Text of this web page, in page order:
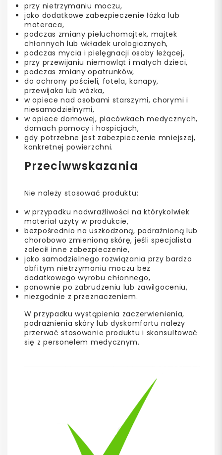
przy nietrzymaniu moczu,
jako dodatkowe zabezpieczenie łóżka lub
materaca,
podczas zmiany pieluchomajtek, majtek
chłonnych lub wkładek urologicznych,
podczas mycia i pielęgnacji osoby leżącej,
przy przewijaniu niemowląt i małych dzieci,
podczas zmiany opatrunków,
do ochrony pościeli, fotela, kanapy,
przewijaka lub wózka,
w opiece nad osobami starszymi, chorymi i
niesamodzielnymi,
w opiece domowej, placówkach medycznych,
domach pomocy i hospicjach,
gdy potrzebne jest zabezpieczenie mniejszej,
konkretnej powierzchni.
Przeciwwskazania
Nie należy stosować produktu:
w przypadku nadwrażliwości na którykolwiek
materiał użyty w produkcie,
bezpośrednio na uszkodzoną, podrażnioną lub
chorobowo zmienioną skórę, jeśli specjalista
zalecił inne zabezpieczenie,
jako samodzielnego rozwiązania przy bardzo
obfitym nietrzymaniu moczu bez
dodatkowego wyrobu chłonnego,
ponownie po zabrudzeniu lub zawilgoceniu,
niezgodnie z przeznaczeniem.
W przypadku wystąpienia zaczerwienienia,
podrażnienia skóry lub dyskomfortu należy
przerwać stosowanie produktu i skonsultować
się z personelem medycznym.